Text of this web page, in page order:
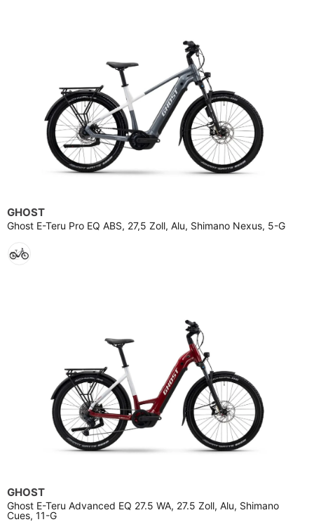
GHOST
Ghost E-Teru Pro EQ ABS, 27,5 Zoll, Alu, Shimano Nexus, 5-G
GHOST
Ghost E-Teru Advanced EQ 27.5 WA, 27.5 Zoll, Alu, Shimano
Cues, 11-G